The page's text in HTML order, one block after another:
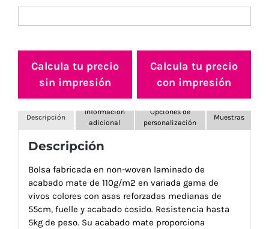
Calcula tu precio
sin impresión
Calcula tu precio
con impresión
Descripción
Información
adicional
Opciones de
personalización
Muestras
Descripción
Bolsa fabricada en non-woven laminado de
acabado mate de 110g/m2 en variada gama de
vivos colores con asas reforzadas medianas de
55cm, fuelle y acabado cosido. Resistencia hasta
5kg de peso. Su acabado mate proporciona